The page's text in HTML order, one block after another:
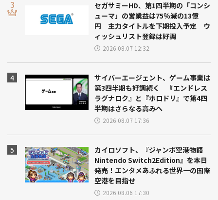
セガサミーHD、第1四半期の「コンシ
ューマ」の営業益は75％減の13億
円 主力タイトルを下期投入予定 ウ
ィッシュリスト登録は好調
2026.08.07 12:32
サイバーエージェント、ゲーム事業は
第3四半期も好調続く 『エンドレス
ラグナロク』と『ホロドリ』で第4四
半期はさらなる高みへ
2026.08.07 17:36
カイロソフト、『ジャンボ空港物語
Nintendo Switch2Edition』を本日
発売！エンタメあふれる世界一の国際
空港を目指せ
2026.08.06 17:30